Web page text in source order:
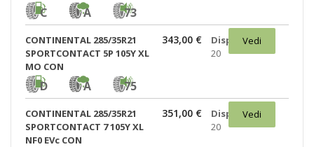
C A 73
CONTINENTAL 285/35R21
SPORTCONTACT 5P 105Y XL
MO CON
D A 75
343,00 €
Disponibili:
20
Vedi
CONTINENTAL 285/35R21
SPORTCONTACT 7 105Y XL
NF0 EVc CON
351,00 €
Disponibili:
20
Vedi